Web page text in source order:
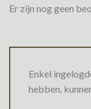
Er zijn nog geen
Enkel
hebben,